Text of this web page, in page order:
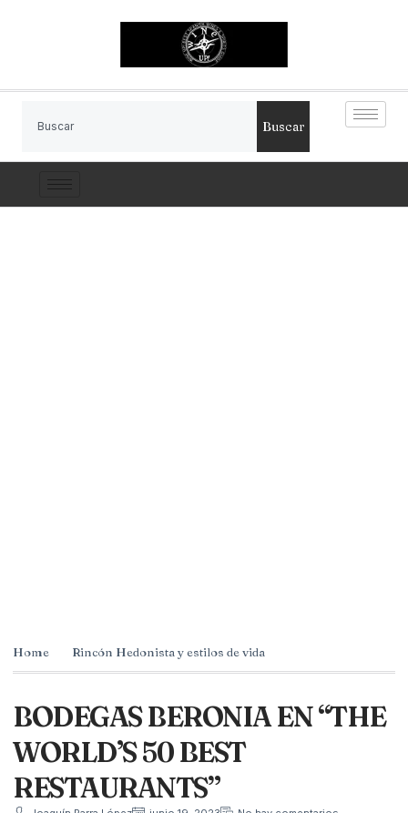
Buscar
Home Rincón Hedonista y estilos de vida
BODEGAS BERONIA EN “THE
WORLD’S 50 BEST
RESTAURANTS”